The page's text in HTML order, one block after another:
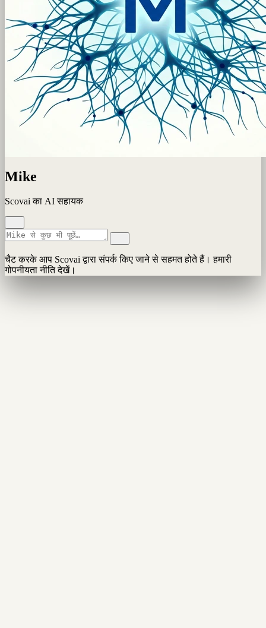
Mike
Scovai का AI सहायक
चैट करके आप Scovai द्वारा संपर्क किए जाने से सहमत होते हैं। हमारी
गोपनीयता नीति देखें।